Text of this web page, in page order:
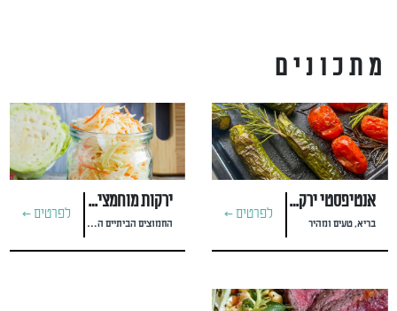
מתכונים
אנטיפסטי ירקות כמו באיטליה
בריא, טעים ומהיר
לפרטים >
ירקות מוחמצים בקלות!
החמוצים הביתיים הכי כיפיים שתכינו
לפרטים >